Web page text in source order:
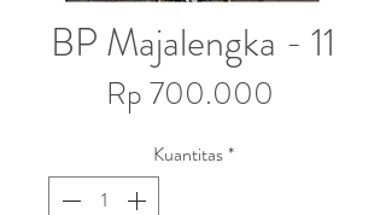
BP Majalengka - 11
Rp 700.000
Kuantitas*